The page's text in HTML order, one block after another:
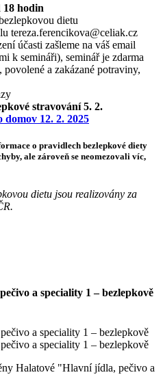
18 hodin
dietu
tereza.ferencikova@celiak.cz
účasti zašleme na váš email
k semináři), seminář je zdarma
a zakázané potraviny,
stravování 5. 2.
domov 12. 2. 2025
o pravidlech bezlepkové diety
ale zároveň se neomezovali víc,
dietu jsou realizovány za
a speciality 1 – bezlepkově
Halatové "Hlavní jídla, pečivo a